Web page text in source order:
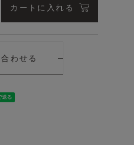
カートに入れる
わせる